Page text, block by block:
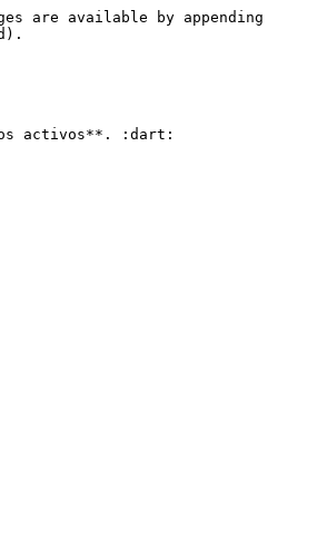
are available by appending
activos**. :dart: